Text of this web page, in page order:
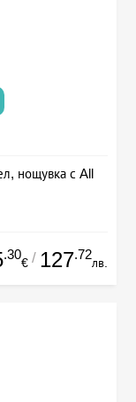
нощувка с All
.30
€ / 127.72
лв.